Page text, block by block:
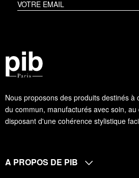
Nous proposons des produits destinés
du commun, manufacturés avec soin,
disposant d'une cohérence stylistique
A PROPOS DE PIB